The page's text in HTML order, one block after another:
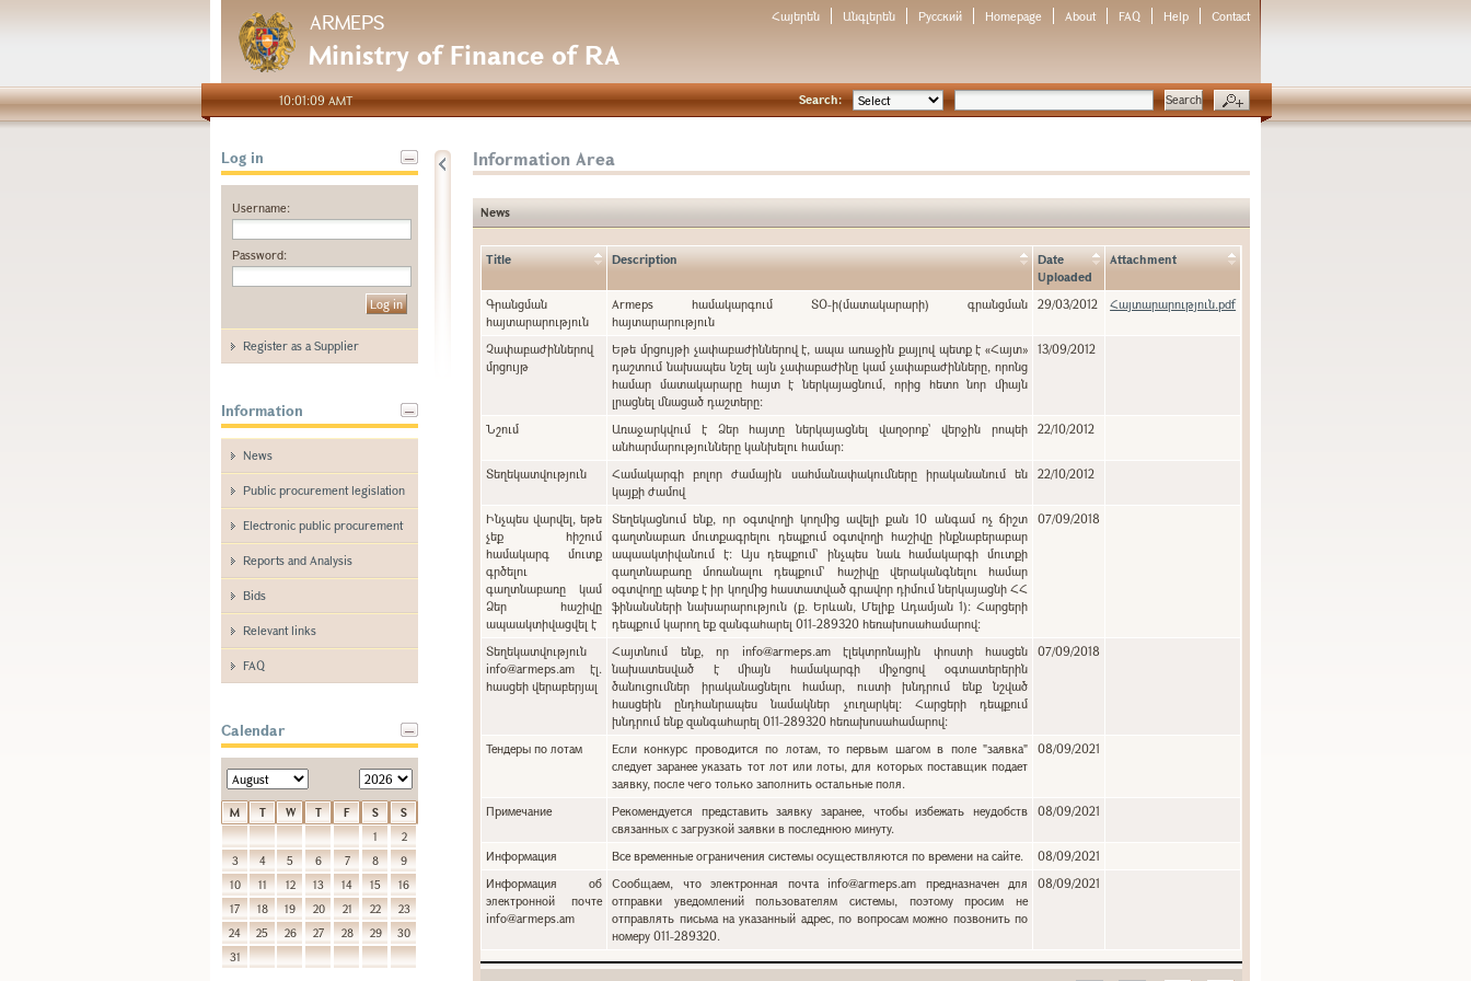
ARMEPS
Ministry of Finance of RA
Հայերեն Անգլերեն Русский Homepage About FAQ Help Contact
10:01:09 AMT Search:
Log in
Username:
Password:
Register as a Supplier
Information
News
Public procurement legislation
Electronic public procurement
Reports and Analysis
Bids
Relevant links
FAQ
Calendar
M T W T F S
S
1
2
3
4 5 6 7 8
9
10
11 12 13 14 15
16
17
18 19 20 21 22
23
24
25 26 27 28 29
30
31
Information Area
News
Title Description
Date
Uploaded
Attachment
Գրանցման
հայտարարություն
Armeps համակարգում ՏՕ-ի(մատակարարի) գրանցման
հայտարարություն
29/03/2012 Հայտարարություն.pdf
Չափաբաժիններով
մրցույթ
Եթե մրցույթի չափաբաժիններով է, ապա առաջին քայլով պետք է «Հայտ»
դաշտում նախապես նշել այն չափաբաժինը կամ չափաբաժինները, որոնց
համար մատակարարը հայտ է ներկայացնում, որից հետո նոր միայն
լրացնել մնացած դաշտերը:
13/09/2012
Նշում
Առաջարկվում է Ձեր հայտը ներկայացնել վաղօրոք` վերջին րոպեի
անհարմարությունները կանխելու համար:
22/10/2012
Տեղեկատվություն
Համակարգի բոլոր ժամային սահմանափակումները իրականանում են
կայքի ժամով
22/10/2012
Ինչպես վարվել, եթե
չեք հիշում
համակարգ մուտք
գրծելու
գաղտնաբառը կամ
Ձեր հաշիվը
ապաակտիվացվել է
Տեղեկացնում ենք, որ օգտվողի կողմից ավելի քան 10 անգամ ոչ ճիշտ
գաղտնաբառ մուտքագրելու դեպքում օգտվողի հաշիվը ինքնաբերաբար
ապաակտիվանում է: Այս դեպքում` ինչպես նաև համակարգի մուտքի
գաղտնաբառը մոռանալու դեպքում՝ հաշիվը վերականգնելու համար
օգտվողը պետք է իր կողմից հաստատված գրավոր դիմում ներկայացնի ՀՀ
ֆինանսների նախարարություն (ք. Երևան, Մելիք Ադամյան 1): Հարցերի
դեպքում կարող եք զանգահարել 011-289320 հեռախոսահամարով:
07/09/2018
Տեղեկատվություն
info@armeps.am էլ.
հասցեի վերաբերյալ
Հայտնում ենք, որ info@armeps.am էլեկտրոնային փոստի հասցեն
նախատեսված է միայն համակարգի միջոցով օգտատերերին
ծանուցումներ իրականացնելու համար, ուստի խնդրում ենք նշված
հասցեին ընդհանրապես նամակներ չուղարկել: Հարցերի դեպքում
խնդրում ենք զանգահարել 011-289320 հեռախոսահամարով:
07/09/2018
Тендеры по лотам
Если конкурс проводится по лотам, то первым шагом в поле "заявка"
следует заранее указать тот лот или лоты, для которых поставщик подает
заявку, после чего только заполнить остальные поля.
08/09/2021
Примечание
Рекомендуется представить заявку заранее, чтобы избежать неудобств
связанных с загрузкой заявки в последнюю минуту.
08/09/2021
Информация Все временные ограничения системы осуществляются по времени на сайте.
08/09/2021
Информация об
электронной почте
info@armeps.am
Сообщаем, что электронная почта info@armeps.am предназначен для
отправки уведомлений пользователям системы, поэтому просим не
отправлять письма на указанный адрес, по вопросам можно позвонить по
номеру 011-289320.
08/09/2021